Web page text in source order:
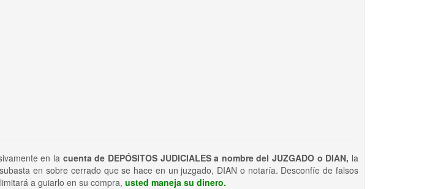
en lacuenta de DEPÓSITOS JUDICIALES a nombre del JUZGADO o DIAN, la
en sobre cerrado que se hace en un juzgado, DIAN o notaría. Desconfíe de falsos
a guiarlo en su compra, usted maneja su dinero.